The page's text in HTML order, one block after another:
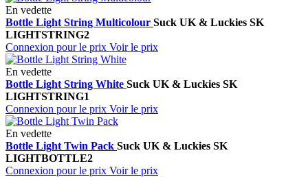
En vedette
Bottle Light String Multicolour Suck UK & Luckies SK
LIGHTSTRING2
Connexion pour le prix Voir le prix
En vedette
Bottle Light String White Suck UK & Luckies SK
LIGHTSTRING1
Connexion pour le prix Voir le prix
En vedette
Bottle Light Twin Pack Suck UK & Luckies SK
LIGHTBOTTLE2
Connexion pour le prix Voir le prix